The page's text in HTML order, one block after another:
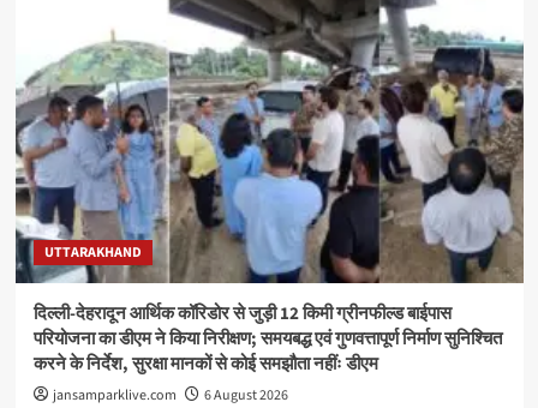
UTTARAKHAND
दिल्ली-देहरादून आर्थिक कॉरिडोर से जुड़ी 12 किमी ग्रीनफील्ड बाईपास
परियोजना का डीएम ने किया निरीक्षण; समयबद्ध एवं गुणवत्तापूर्ण निर्माण सुनिश्चित
करने के निर्देश, सुरक्षा मानकों से कोई समझौता नहींः डीएम
jansamparklive.com 6 August 2026